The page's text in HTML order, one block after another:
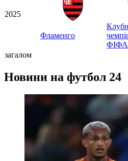
2025
Фламенго
ФІФА
загалом
Новини на футбол 24